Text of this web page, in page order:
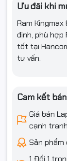
Ưu đãi khi
Ram Kingmax
định, phù hợp
tốt tại
tư vấn.
Cam kết
Giá bán
cạnh tranh
Sản phẩm
1 Đổi 1